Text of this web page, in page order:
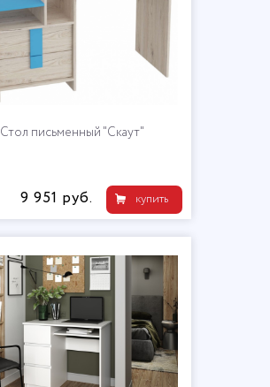
Стол письменный "Скаут"
купить
9 951 руб.